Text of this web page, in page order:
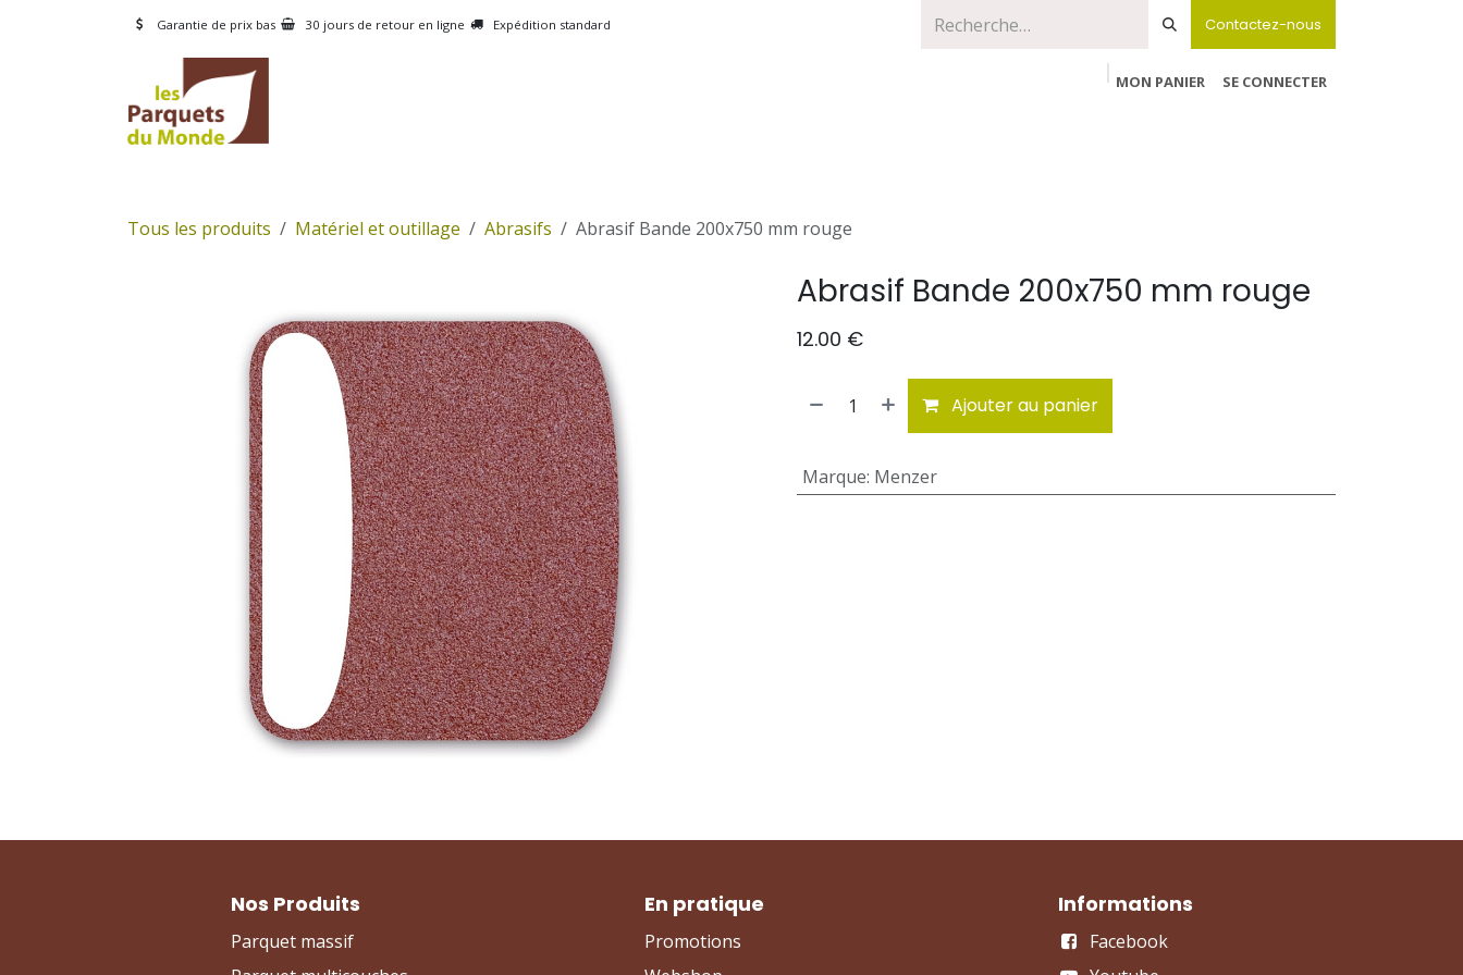
Se rendre au contenu
Garantie de prix bas 30 jours de retour en ligne Expédition standard Contactez-nous
MON PANIER
SE CONNECTER
Tous les produits Matériel et outillage Abrasifs Abrasif Bande 200x750 mm rouge
Abrasif Bande 200x750 mm rouge
12.00 €
Ajouter au panier
Marque: Menzer
Nos Produits
Parquet massif
En pratique
Promotions
Informations
Facebook